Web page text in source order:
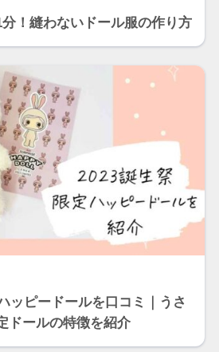
！縫わないドール服の作り方
ッピードールを口コミ｜うさ
ドールの特徴を紹介